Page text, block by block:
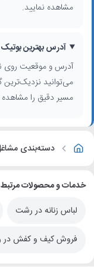
مشاهده نمایید.
آدرس بهترین
آدرس و موقعیت روی
می‌توانید نزدیک‌ترین
مسیر دقیق را مشاهده
دسته‌بندی
خدمات و محصولات مرتبط
لباس زنانه در رشت
فروش کیف و کفش